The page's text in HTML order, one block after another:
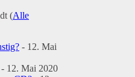
(Alle
- 12. Mai
- 12. Mai 2020